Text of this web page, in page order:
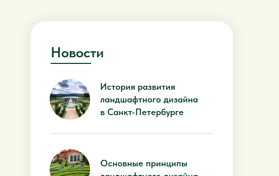
Новости
Основные принципы
История развития
ландшафтного дизайна
в Санкт-Петербурге